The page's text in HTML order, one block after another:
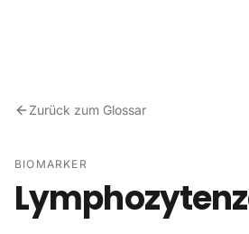
Zurück zum Glossar
BIOMARKER